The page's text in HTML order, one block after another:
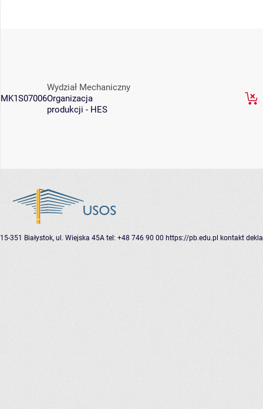
MK1S07006
Wydział Mechaniczny
Organizacja
produkcji - HES
15-351 Białystok, ul. Wiejska 45A tel: +48 746 90 00 https://pb.edu.pl kontakt